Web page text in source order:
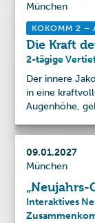
München
KOKOMM 2 –
Die Kraft
2-tägige
Der innere
in eine
Augenhöhe,
09.01.2027
München
„Neujahrs-
Interaktives